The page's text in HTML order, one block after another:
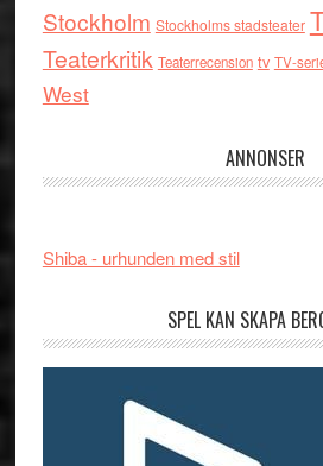
Stockholm Stockholms stadsteater
Teaterkritik Teaterrecension tv TV-
West
ANNONSER
Shiba - urhunden med stil
SPEL KAN SKAPA